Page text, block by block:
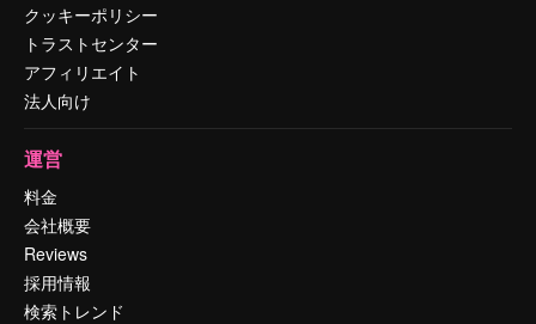
クッキーポリシー
トラストセンター
アフィリエイト
法人向け
運営
料金
会社概要
Reviews
採用情報
検索トレンド